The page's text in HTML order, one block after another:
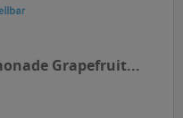
Grapefruit...